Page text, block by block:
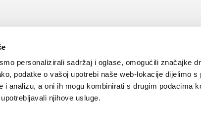
personalizirali sadržaj i oglase, omogućili značajke
podatke o vašoj upotrebi naše web-lokacije dijelimo s
i analizu, a oni ih mogu kombinirati s drugim podacima
njihove usluge.
Važne pravne